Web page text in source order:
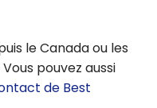
le Canada ou les
pouvez aussi
de Best